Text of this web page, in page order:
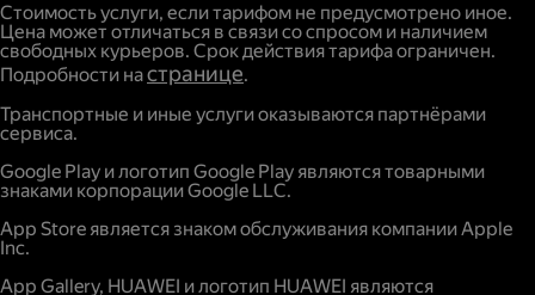
Стоимость услуги, если тарифом не предусмотрено иное.
Цена может отличаться в связи со спросом и наличием
свободных курьеров. Срок действия тарифа ограничен.
Подробности настранице.
Транспортные и иные услуги оказываются партнёрами
сервиса.
Google Play и логотип Google Play являются товарными
знаками корпорации Google LLC.
App Store является знаком обслуживания компании Apple
Inc.
App Gallery, HUAWEI и логотип HUAWEI являются